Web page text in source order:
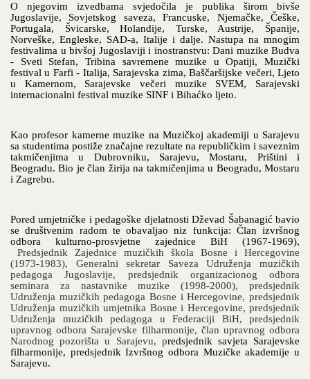
O njegovim izvedbama svjedočila je publika širom bivše
Jugoslavije, Sovjetskog saveza, Francuske, Njemačke, Češke,
Portugala, Švicarske, Holandije, Turske, Austrije, Španije,
Norveške, Engleske, SAD-a, Italije i dalje. Nastupa na mnogim
festivalima u bivšoj Jugoslaviji i inostranstvu: Dani muzike Budva
- Sveti Stefan, Tribina savremene muzike u Opatiji, Muzički
festival u Farfi - Italija, Sarajevska zima, Baščaršijske večeri, Ljeto
u Kamernom, Sarajevske večeri muzike SVEM, Sarajevski
internacionalni festival muzike SINF i Bihaćko ljeto.
Kao profesor kamerne muzike na Muzičkoj akademiji u Sarajevu
sa studentima postiže značajne rezultate na republičkim i saveznim
takmičenjima u Dubrovniku, Sarajevu, Mostaru, Prištini i
Beogradu. Bio je član žirija na takmičenjima u Beogradu, Mostaru
i Zagrebu.
Pored umjetničke i pedagoške djelatnosti Dževad Šabanagić bavio
se društvenim radom te obavaljao niz funkcija: Član izvršnog
odbora kulturno-prosvjetne zajednice BiH (1967-1969),
Predsjednik Zajednice muzičkih škola Bosne i Hercegovine
(1973-1983), Generalni sekretar Saveza Udruženja muzičkih
pedagoga Jugoslavije, predsjednik organizacionog odbora
seminara za nastavnike muzike (1998-2000), predsjednik
Udruženja muzičkih pedagoga Bosne i Hercegovine, predsjednik
Udruženja muzičkih umjetnika Bosne i Hercegovine, predsjednik
Udruženja muzičkih pedagoga u Federaciji BiH, predsjednik
upravnog odbora Sarajevske filharmonije, član upravnog odbora
Narodnog pozorišta u Sarajevu, predsjednik savjeta Sarajevske
filharmonije, predsjednik Izvršnog odbora Muzičke akademije u
Sarajevu.